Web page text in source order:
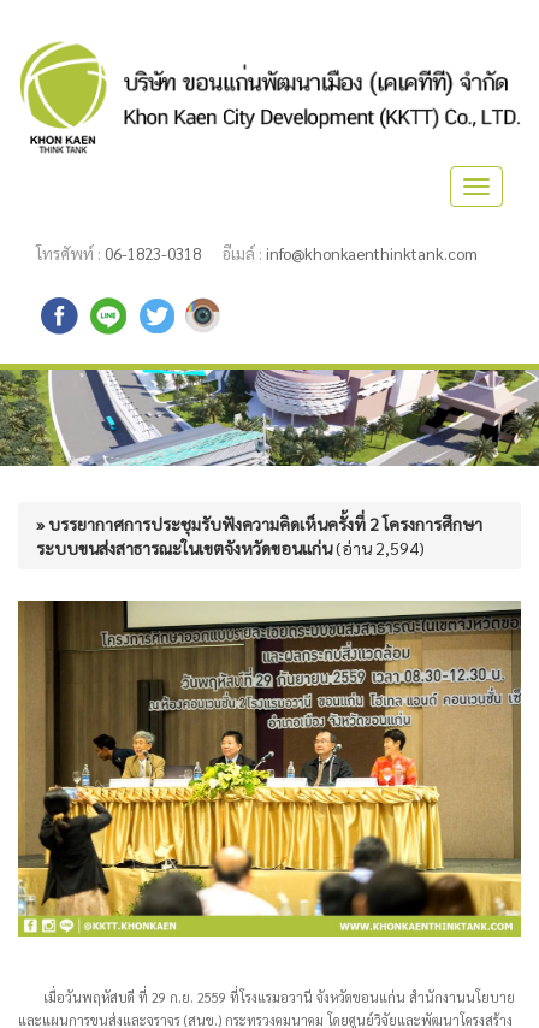
Toggle
โทรศัพท์ : 06-1823-0318 อีเมล์ : info@khonkaenthinktank.com
» บรรยากาศการประชุมรับฟังความคิดเห็นครั้งที่ 2 โครงการศึกษา
ระบบขนส่งสาธารณะในเขตจังหวัดขอนแก่น(อ่าน 2,594)
เมื่อวันพฤหัสบดี ที่ 29 ก.ย. 2559 ที่โรงแรมอวานี จังหวัดขอนแก่น สำนักงานนโยบาย
และแผนการขนส่งและจราจร (สนข.) กระทรวงคมนาคม โดยศูนย์วิจัยและพัฒนาโครงสร้าง